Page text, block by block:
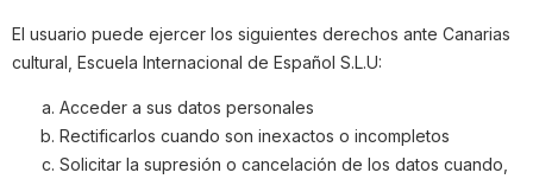
El usuario puede ejercer los siguientes derechos ante Canarias
cultural, Escuela Internacional de Español S.L.U:
Acceder a sus datos personales
Rectificarlos cuando son inexactos o incompletos
Solicitar la supresión o cancelación de los datos cuando,